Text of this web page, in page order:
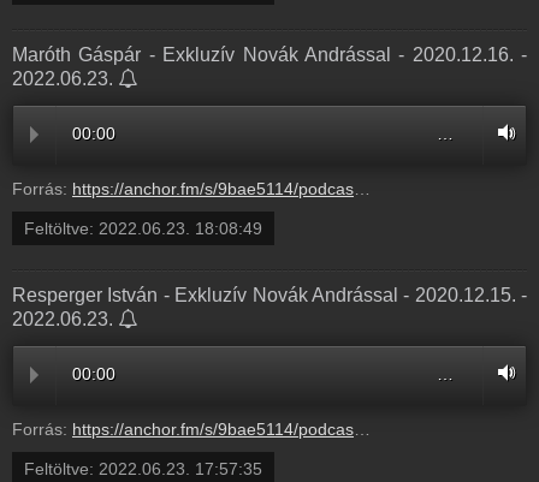
Maróth Gáspár - Exkluzív Novák Andrással - 2020.12.16. -
2022.06.23.
00:00
Forrás: https://anchor.fm/s/9bae5114/podcast/play/53907293/https%3A%2F%2Fd3ctxlq1ktw2nl.cloudfront.net%2Fstaging%2F2022-5-23%2Fc753bef0-c58c-c00a-336c-49cd60a6fd7d.mp3
Feltöltve: 2022.06.23. 18:08:49
Resperger István - Exkluzív Novák Andrással - 2020.12.15. -
2022.06.23.
00:00
Forrás: https://anchor.fm/s/9bae5114/podcast/play/53906813/https%3A%2F%2Fd3ctxlq1ktw2nl.cloudfront.net%2Fstaging%2F2022-5-23%2Ff1acc5df-a625-ad3a-00c2-f9e240c246ac.mp3
Feltöltve: 2022.06.23. 17:57:35